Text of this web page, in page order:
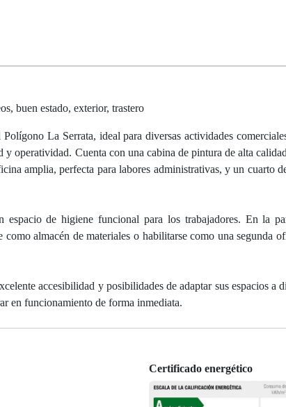
buen estado, exterior, trastero
La Serrata, ideal para diversas actividades
operatividad. Cuenta con una cabina de pintura de alta
amplia, perfecta para labores administrativas, y un cuarto
de higiene funcional para los trabajadores. En la
almacén de materiales o habilitarse como una segunda
accesibilidad y posibilidades de adaptar sus espacios a
en funcionamiento de forma inmediata.
Certificado energético